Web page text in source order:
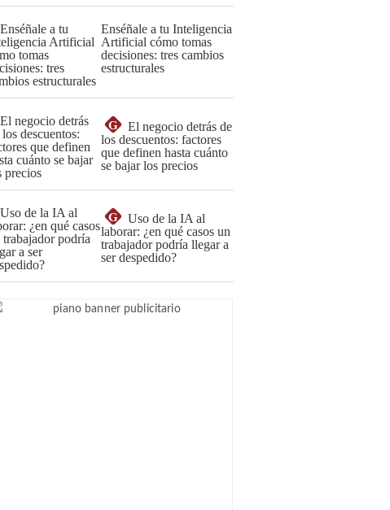
Enséñale a tu Inteligencia
Artificial cómo tomas
decisiones: tres cambios
estructurales
G
El negocio detrás de
los descuentos: factores
que definen hasta cuánto
se bajar los precios
G
Uso de la IA al
laborar: ¿en qué casos un
trabajador podría llegar a
ser despedido?